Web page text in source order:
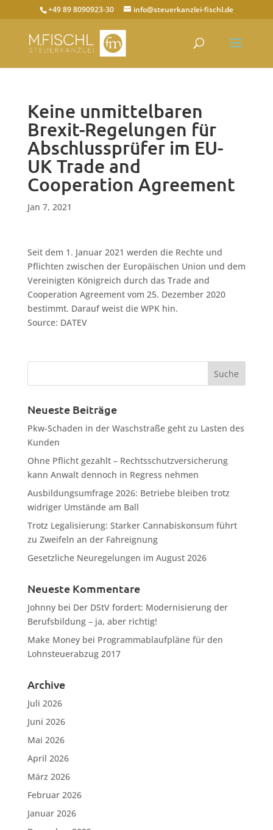
+49 89 8090923-30 info@steuerkanzlei-fischl.de
Keine unmittelbaren
Brexit-Regelungen für
Abschlussprüfer im EU-
UK Trade and
Cooperation Agreement
Jan 7, 2021
Seit dem 1. Januar 2021 werden die Rechte und
Pflichten zwischen der Europäischen Union und dem
Vereinigten Königreich durch das Trade and
Cooperation Agreement vom 25. Dezember 2020
bestimmt. Darauf weist die WPK hin.
Source: DATEV
Neueste Beiträge
Pkw-Schaden in der Waschstraße geht zu Lasten des
Kunden
Ohne Pflicht gezahlt – Rechtsschutzversicherung
kann Anwalt dennoch in Regress nehmen
Ausbildungsumfrage 2026: Betriebe bleiben trotz
widriger Umstände am Ball
Trotz Legalisierung: Starker Cannabiskonsum führt
zu Zweifeln an der Fahreignung
Gesetzliche Neuregelungen im August 2026
Neueste Kommentare
Johnnybei Der DStV fordert: Modernisierung der
Berufsbildung – ja, aber richtig!
Make Moneybei Programmablaufpläne für den
Lohnsteuerabzug 2017
Archive
Juli 2026
Juni 2026
Mai 2026
April 2026
März 2026
Februar 2026
Januar 2026